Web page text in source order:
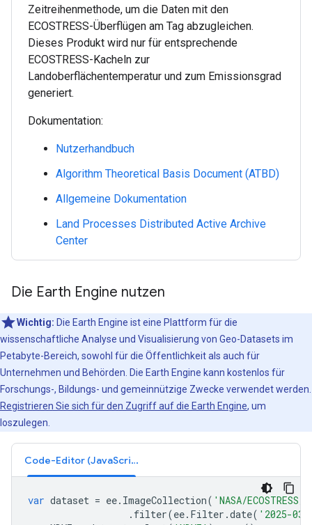
Zeitreihenmethode, um die Daten mit den
ECOSTRESS-Überflügen am Tag abzugleichen.
Dieses Produkt wird nur für entsprechende
ECOSTRESS-Kacheln zur
Landoberflächentemperatur und zum Emissionsgrad
generiert.
Dokumentation:
Nutzerhandbuch
Algorithm Theoretical Basis Document (ATBD)
Allgemeine Dokumentation
Land Processes Distributed Active Archive
Center
Die Earth Engine nutzen
Wichtig: Die Earth Engine ist eine Plattform für die
wissenschaftliche Analyse und Visualisierung von Geo-Datasets im
Petabyte-Bereich, sowohl für die Öffentlichkeit als auch für
Unternehmen und Behörden. Die Earth Engine kann kostenlos für
Forschungs-, Bildungs- und gemeinnützige Zwecke verwendet werden.
Registrieren Sie sich für den Zugriff auf die Earth Engine, um
loszulegen.
Code-Editor (JavaScript)
var dataset = ee. ImageCollection( 'NASA/
. filter(ee. Filter .date( '2025-